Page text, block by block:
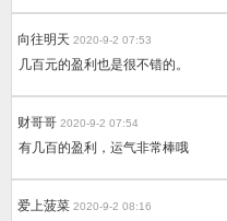
向往明天 2020-9-2 07:53
几百元的盈利也是很不错的。
财哥哥 2020-9-2 07:54
有几百的盈利，运气非常棒哦
爱上菠菜 2020-9-2 08:16